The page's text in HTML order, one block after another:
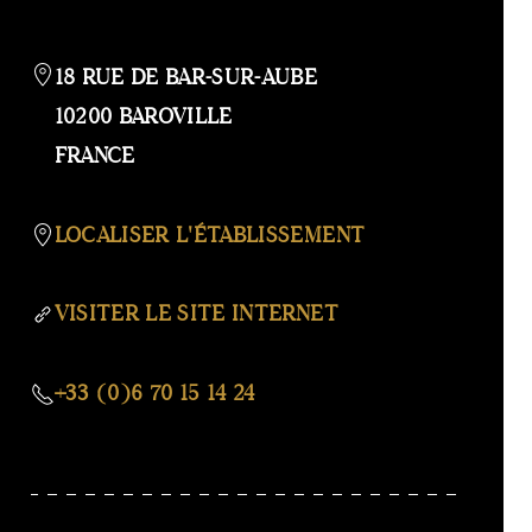
18 RUE DE BAR-SUR-AUBE
10200 BAROVILLE
FRANCE
LOCALISER L'ÉTABLISSEMENT
VISITER LE SITE INTERNET
+33 (0)6 70 15 14 24